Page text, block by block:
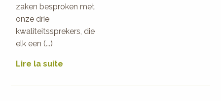
zaken besproken met
onze drie
kwaliteitssprekers, die
elk een (...)
Lire la suite